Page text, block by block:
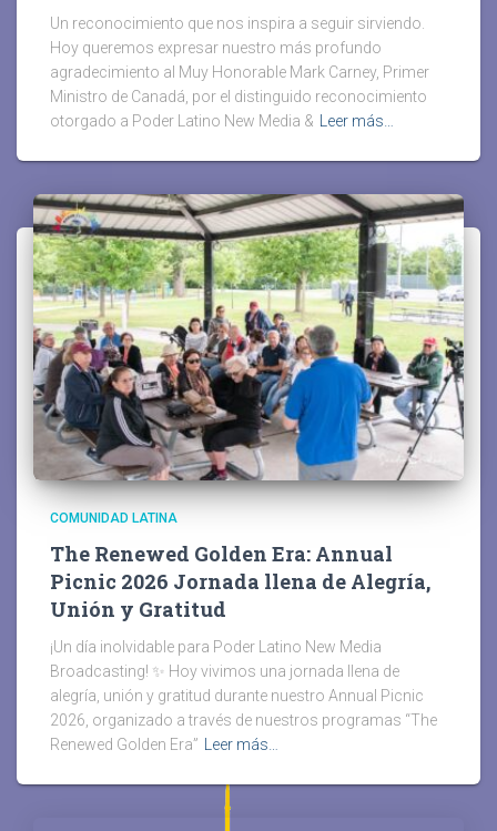
Un reconocimiento que nos inspira a seguir sirviendo.
Hoy queremos expresar nuestro más profundo
agradecimiento al Muy Honorable Mark Carney, Primer
Ministro de Canadá, por el distinguido reconocimiento
otorgado a Poder Latino New Media & Leer más…
COMUNIDAD LATINA
The Renewed Golden Era: Annual
Picnic 2026 Jornada llena de Alegría,
Unión y Gratitud
¡Un día inolvidable para Poder Latino New Media
Broadcasting! ✨ Hoy vivimos una jornada llena de
alegría, unión y gratitud durante nuestro Annual Picnic
2026, organizado a través de nuestros programas “The
Renewed Golden Era”
Leer más…